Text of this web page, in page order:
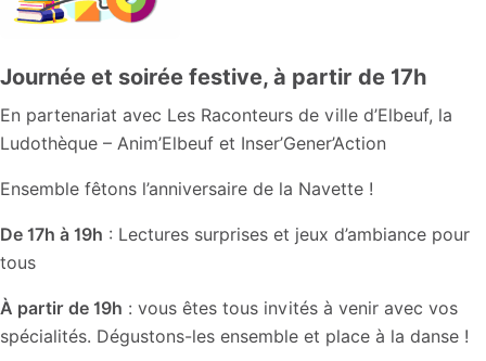
Journée et soirée festive, à partir de 17h
En partenariat avec Les Raconteurs de ville d’Elbeuf, la
Ludothèque – Anim’Elbeuf et Inser’Gener’Action
Ensemble fêtons l’anniversaire de la Navette !
De 17h à 19h : Lectures surprises et jeux d’ambiance pour
tous
À partir de 19h : vous êtes tous invités à venir avec vos
spécialités. Dégustons-les ensemble et place à la danse !